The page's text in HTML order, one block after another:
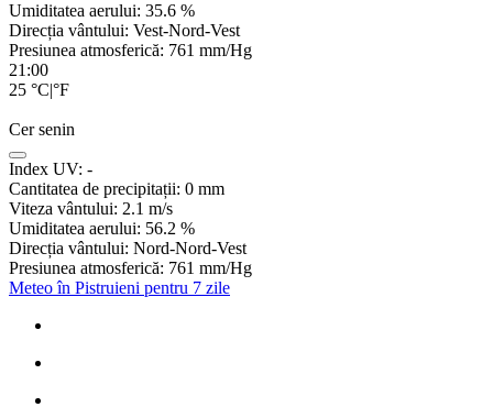
Umiditatea aerului: 35.6 %
Direcția vântului: Vest-Nord-Vest
Presiunea atmosferică: 761 mm/Hg
21:00
25 °C|°F
Cer senin
Index UV: -
Cantitatea de precipitații: 0 mm
Viteza vântului: 2.1 m/s
Umiditatea aerului: 56.2 %
Direcția vântului: Nord-Nord-Vest
Presiunea atmosferică: 761 mm/Hg
Meteo în Pistruieni pentru 7 zile